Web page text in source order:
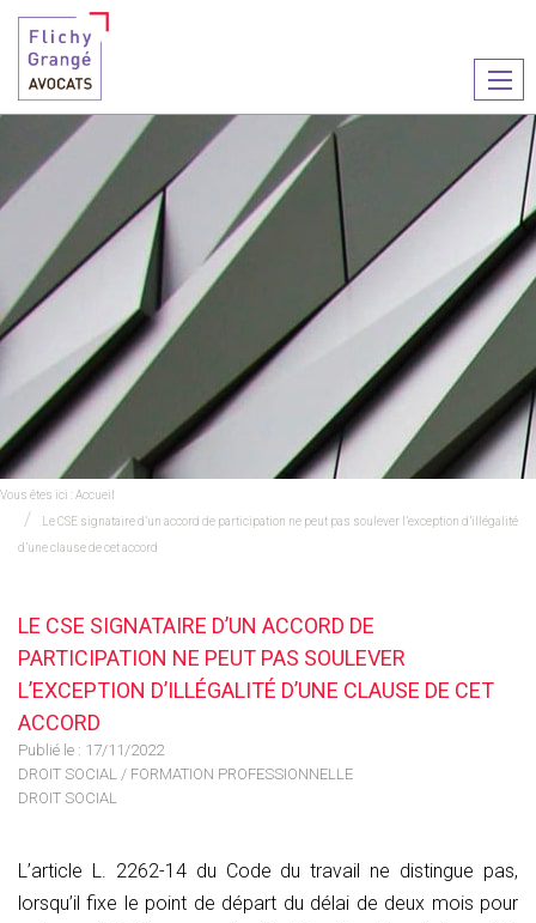
le
Vous êtes ici :Accueil
Le CSE signataire d’un accord de participation ne peut pas soulever l’exception d’illégalité
d’une clause de cet accord
LE CSE SIGNATAIRE D’UN ACCORD DE
PARTICIPATION NE PEUT PAS SOULEVER
L’EXCEPTION D’ILLÉGALITÉ D’UNE CLAUSE DE CET
ACCORD
Publié le : 17/11/2022
DROIT SOCIAL / FORMATION PROFESSIONNELLE
DROIT SOCIAL
L’article L. 2262-14 du Code du travail ne distingue pas,
lorsqu’il fixe le point de départ du délai de deux mois pour